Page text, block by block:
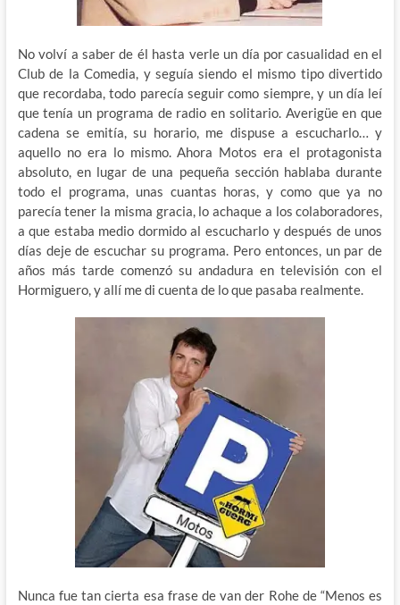
No volví a saber de él hasta verle un día por casualidad en el
Club de la Comedia, y seguía siendo el mismo tipo divertido
que recordaba, todo parecía seguir como siempre, y un día leí
que tenía un programa de radio en solitario. Averigüe en que
cadena se emitía, su horario, me dispuse a escucharlo… y
aquello no era lo mismo. Ahora Motos era el protagonista
absoluto, en lugar de una pequeña sección hablaba durante
todo el programa, unas cuantas horas, y como que ya no
parecía tener la misma gracia, lo achaque a los colaboradores,
a que estaba medio dormido al escucharlo y después de unos
días deje de escuchar su programa. Pero entonces, un par de
años más tarde comenzó su andadura en televisión con el
Hormiguero, y allí me di cuenta de lo que pasaba realmente.
Nunca fue tan cierta esa frase de van der Rohe de “Menos es